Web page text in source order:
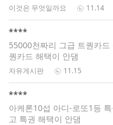
이것은 무엇일까요 11.14
****
55000천짜리 그급 트퀀카
퀀카드 해택이 안댐
자유게시판 11.15
****
아케론10섭 아디-로또1등
고 특권 해택이 안댐